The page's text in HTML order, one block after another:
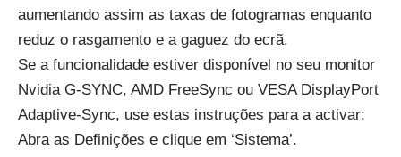
aumentando assim as taxas de fotogramas enquanto
reduz o rasgamento e a gaguez do ecrã.
Se a funcionalidade estiver disponível no seu monitor
Nvidia G-SYNC, AMD FreeSync ou VESA DisplayPort
Adaptive-Sync, use estas instruções para a activar:
Abra as Definições e clique em ‘Sistema’.